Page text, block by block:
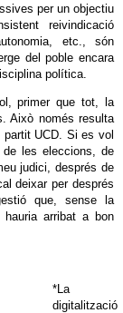
per un objectiu
reivindicació
etc., són
del poble encara
política.
primer que tot, la
Això només resulta
UCD. Si es vol
de les eleccions, de
judici, després de
deixar per després
que, sense la
arribat a bon
*La
digitalització